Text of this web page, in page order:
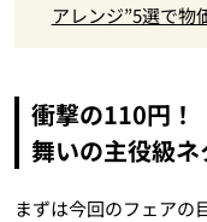
アレンジ”5選で物
衝撃の110円！
舞いの主役級
まずは今回のフェアの